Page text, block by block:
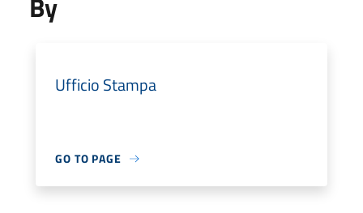
Ufficio Stampa
GO TO PAGE